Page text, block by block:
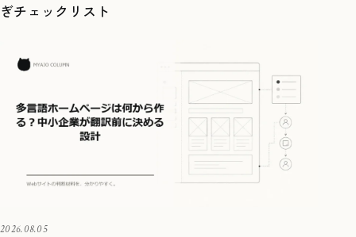
ぎチェックリスト
2026.08.05